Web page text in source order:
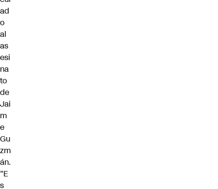
ad
o
al
as
esi
na
to
de
Jai
m
e
Gu
zm
án.
“E
s